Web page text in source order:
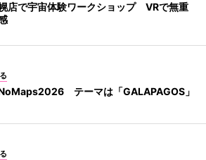
店で宇宙体験ワークショップ VRで無重
テーマは「GALAPAGOS」